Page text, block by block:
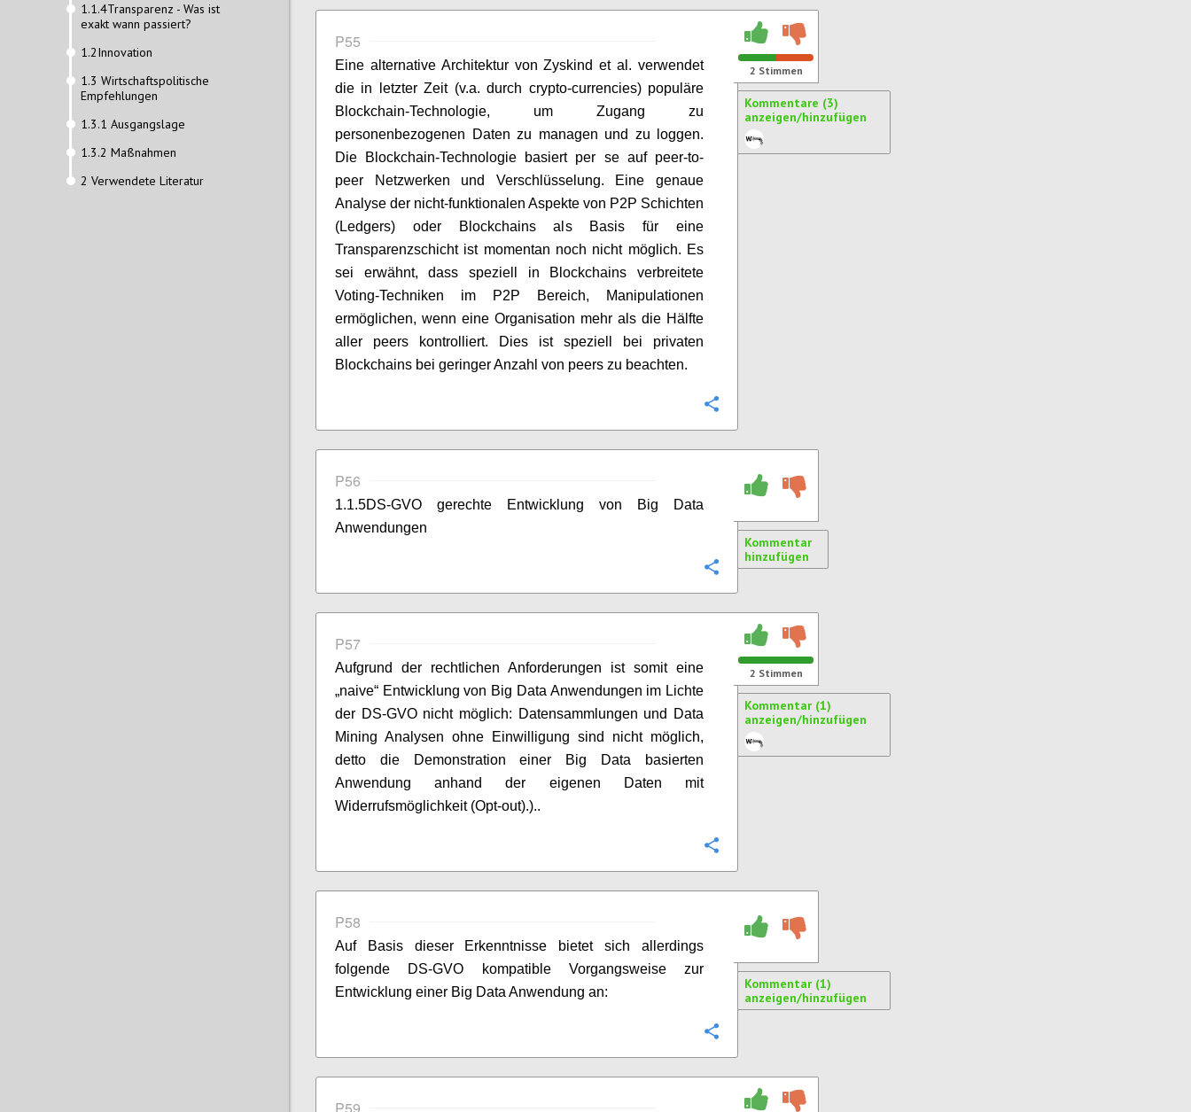
1.1.4Transparenz - Was ist
exakt wann passiert?
1.2Innovation
1.3 Wirtschaftspolitische
Empfehlungen
1.3.1 Ausgangslage
1.3.2 Maßnahmen
2 Verwendete Literatur
P55
Eine alternative Architektur von Zyskind et al. verwendet
die in letzter Zeit (v.a. durch crypto-currencies) populäre
Blockchain-Technologie, um Zugang zu
personenbezogenen Daten zu managen und zu loggen.
Die Blockchain-Technologie basiert per se auf peer-to-
peer Netzwerken und Verschlüsselung. Eine genaue
Analyse der nicht-funktionalen Aspekte von P2P Schichten
(Ledgers) oder Blockchains als Basis für eine
Transparenzschicht ist momentan noch nicht möglich. Es
sei erwähnt, dass speziell in Blockchains verbreitete
Voting-Techniken im P2P Bereich, Manipulationen
ermöglichen, wenn eine Organisation mehr als die Hälfte
aller peers kontrolliert. Dies ist speziell bei privaten
Blockchains bei geringer Anzahl von peers zu beachten.
2 Stimmen
Kommentare (3)
anzeigen/hinzufügen
P56
Konfigurieren
1.1.5DS-GVO gerechte Entwicklung von Big Data
Anwendungen
Kommentar
hinzufügen
P57
Aufgrund der rechtlichen Anforderungen ist somit eine
„naive“ Entwicklung von Big Data Anwendungen im Lichte
der DS-GVO nicht möglich: Datensammlungen und Data
Mining Analysen ohne Einwilligung sind nicht möglich,
detto die Demonstration einer Big Data basierten
Anwendung anhand der eigenen Daten mit
Widerrufsmöglichkeit (Opt-out).)..
2 Stimmen
Kommentar (1)
anzeigen/hinzufügen
P58
Auf Basis dieser Erkenntnisse bietet sich allerdings
folgende DS-GVO kompatible Vorgangsweise zur
Entwicklung einer Big Data Anwendung an:
Kommentar (1)
anzeigen/hinzufügen